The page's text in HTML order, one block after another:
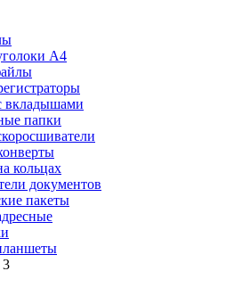
А4
вкладышами
папки
кольцах
документов
пакеты